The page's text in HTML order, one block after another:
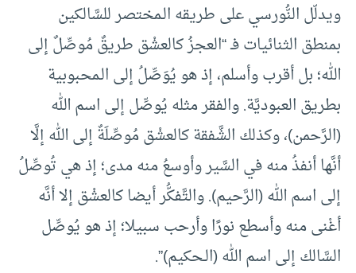
ويدلّل النُّورسي على طريقه الـمختصر للسَّالكين
بمنطق الثنائيات فـ “العجزُ كالعشْق طريقٌ مُوصِّلٌ إلى
الله؛ بل أقرب وأسلم، إذ هو يُوَصِّلُ إلى الـمحبوبية
بطريق العبوديَّة. والفقر مثله يُوصِّل إلى اسم الله
(الرَّحمن)، وكذلك الشَّفقة كالعشْق مُوصِّلَةٌ إلى الله إلَّا
أنَّها أنفذُ منه في السَّير وأوسعُ منه مدى؛ إذ هي تُوصِّلُ
إلى اسم الله (الرَّحيم). والتَّفكُّر أيضا كالعشْق إلا أنَّه
أغْنى منه وأسطع نورًا وأرحب سبيلا؛ إذ هو يُوصِّل
السَّالك إلى اسم الله (الـحكيم)”.